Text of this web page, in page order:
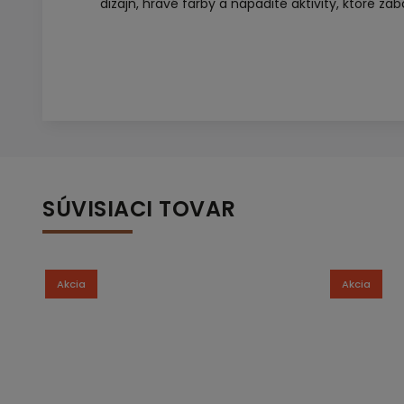
dizajn, hravé farby a nápadité aktivity, ktoré
SÚVISIACI TOVAR
Akcia Akcia